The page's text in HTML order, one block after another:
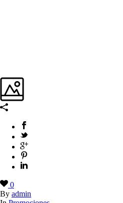
0
By admin